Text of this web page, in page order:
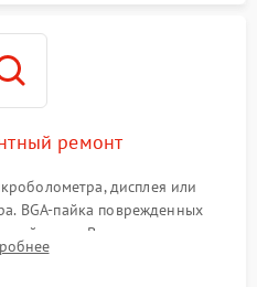
ремонт
дисплея или
BGA-пайка поврежденных
плате. Восстановление
поврежденных элементов